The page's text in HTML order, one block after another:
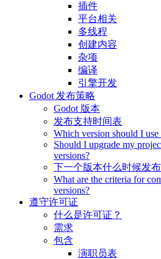
插件
平台相关
多线程
创建内容
杂项
编译
引擎开发
Godot 发布策略
Godot 版本
发布支持时间表
Which version should I
Should I upgrade my
versions?
下一个版本什么时候发布
What are the criteria for
versions?
遵守许可证
什么是许可证？
需求
包含
演职员表